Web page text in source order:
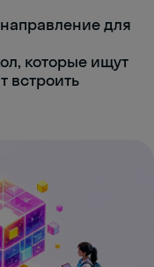
для
которые ищут
встроить